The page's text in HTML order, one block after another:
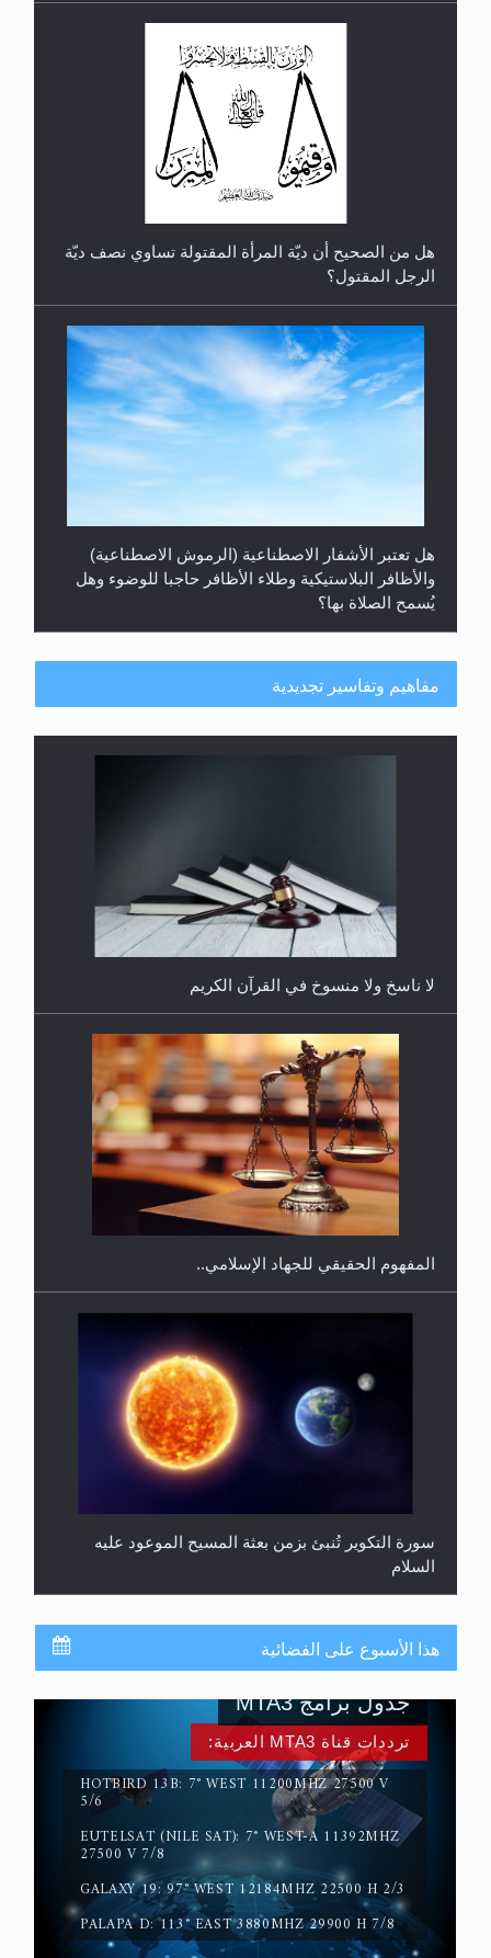
رأيٌ في لغة المسيح الموعود عليه السلام.. 4...
هل من الصحيح أن ديّة المرأة المقتولة تساوي نصف ديّة
الرجل المقتول؟
هل تعتبر الأشفار الاصطناعية (الرموش الاصطناعية)
والأظافر البلاستيكية وطلاء الأظافر حاجبا للوضوء وهل
يُسمح الصلاة بها؟
هل يُحسب حول الزكاة وفق السنة الميلادية أو الهجرية؟
هل يجوز فتح مشروع كوافير نسائي للمحجبات وغير
المحجبات؟
مفاهيم وتفاسير تجديدية
لا ناسخ ولا منسوخ في القرآن الكريم
المفهوم الحقيقي للجهاد الإسلامي..
سورة التكوير تُنبئ بزمن بعثة المسيح الموعود عليه
السلام
حقيقة المسيح الدجال
هذا الأسبوع على الفضائية
ترددات قناة MTA3 العربية:
HOTBIRD 13B: 7° WEST 11200MHZ 27500 V
5/6
EUTELSAT (NILE SAT): 7° WEST-A 11392MHZ
27500 V 7/8
GALAXY 19: 97° WEST 12184MHZ 22500 H 2/3
PALAPA D: 113° EAST 3880MHZ 29900 H 7/8
جدول برامج MTA3